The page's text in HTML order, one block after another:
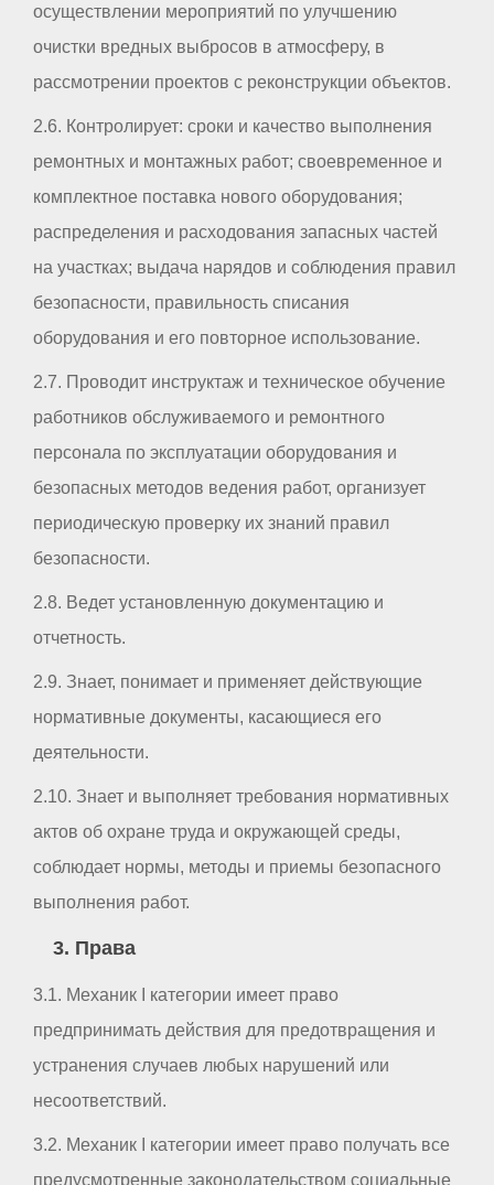
осуществлении мероприятий по улучшению
очистки вредных выбросов в атмосферу, в
рассмотрении проектов с реконструкции объектов.
2.6. Контролирует: сроки и качество выполнения
ремонтных и монтажных работ; своевременное и
комплектное поставка нового оборудования;
распределения и расходования запасных частей
на участках; выдача нарядов и соблюдения правил
безопасности, правильность списания
оборудования и его повторное использование.
2.7. Проводит инструктаж и техническое обучение
работников обслуживаемого и ремонтного
персонала по эксплуатации оборудования и
безопасных методов ведения работ, организует
периодическую проверку их знаний правил
безопасности.
2.8. Ведет установленную документацию и
отчетность.
2.9. Знает, понимает и применяет действующие
нормативные документы, касающиеся его
деятельности.
2.10. Знает и выполняет требования нормативных
актов об охране труда и окружающей среды,
соблюдает нормы, методы и приемы безопасного
выполнения работ.
3. Права
3.1. Механик I категории имеет право
предпринимать действия для предотвращения и
устранения случаев любых нарушений или
несоответствий.
3.2. Механик I категории имеет право получать все
предусмотренные законодательством социальные